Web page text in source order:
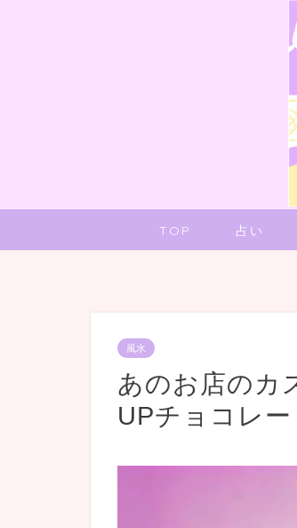
TOP 占い
風水
あのお店のカ
UPチョコレー